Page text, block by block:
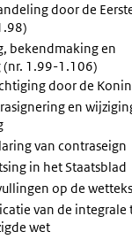
door de
bekendmaking en
1.99-1.106)
door de
en
van contraseign
in het Staatsblad
op de
van de integrale
wet